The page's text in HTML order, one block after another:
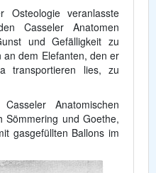
Osteologie veranlasste
Casseler Anatomen
und Gefälligkeit zu
dem Elefanten, den er
transportieren lies, zu
Anatomischen
Sömmering und Goethe,
gasgefüllten Ballons im